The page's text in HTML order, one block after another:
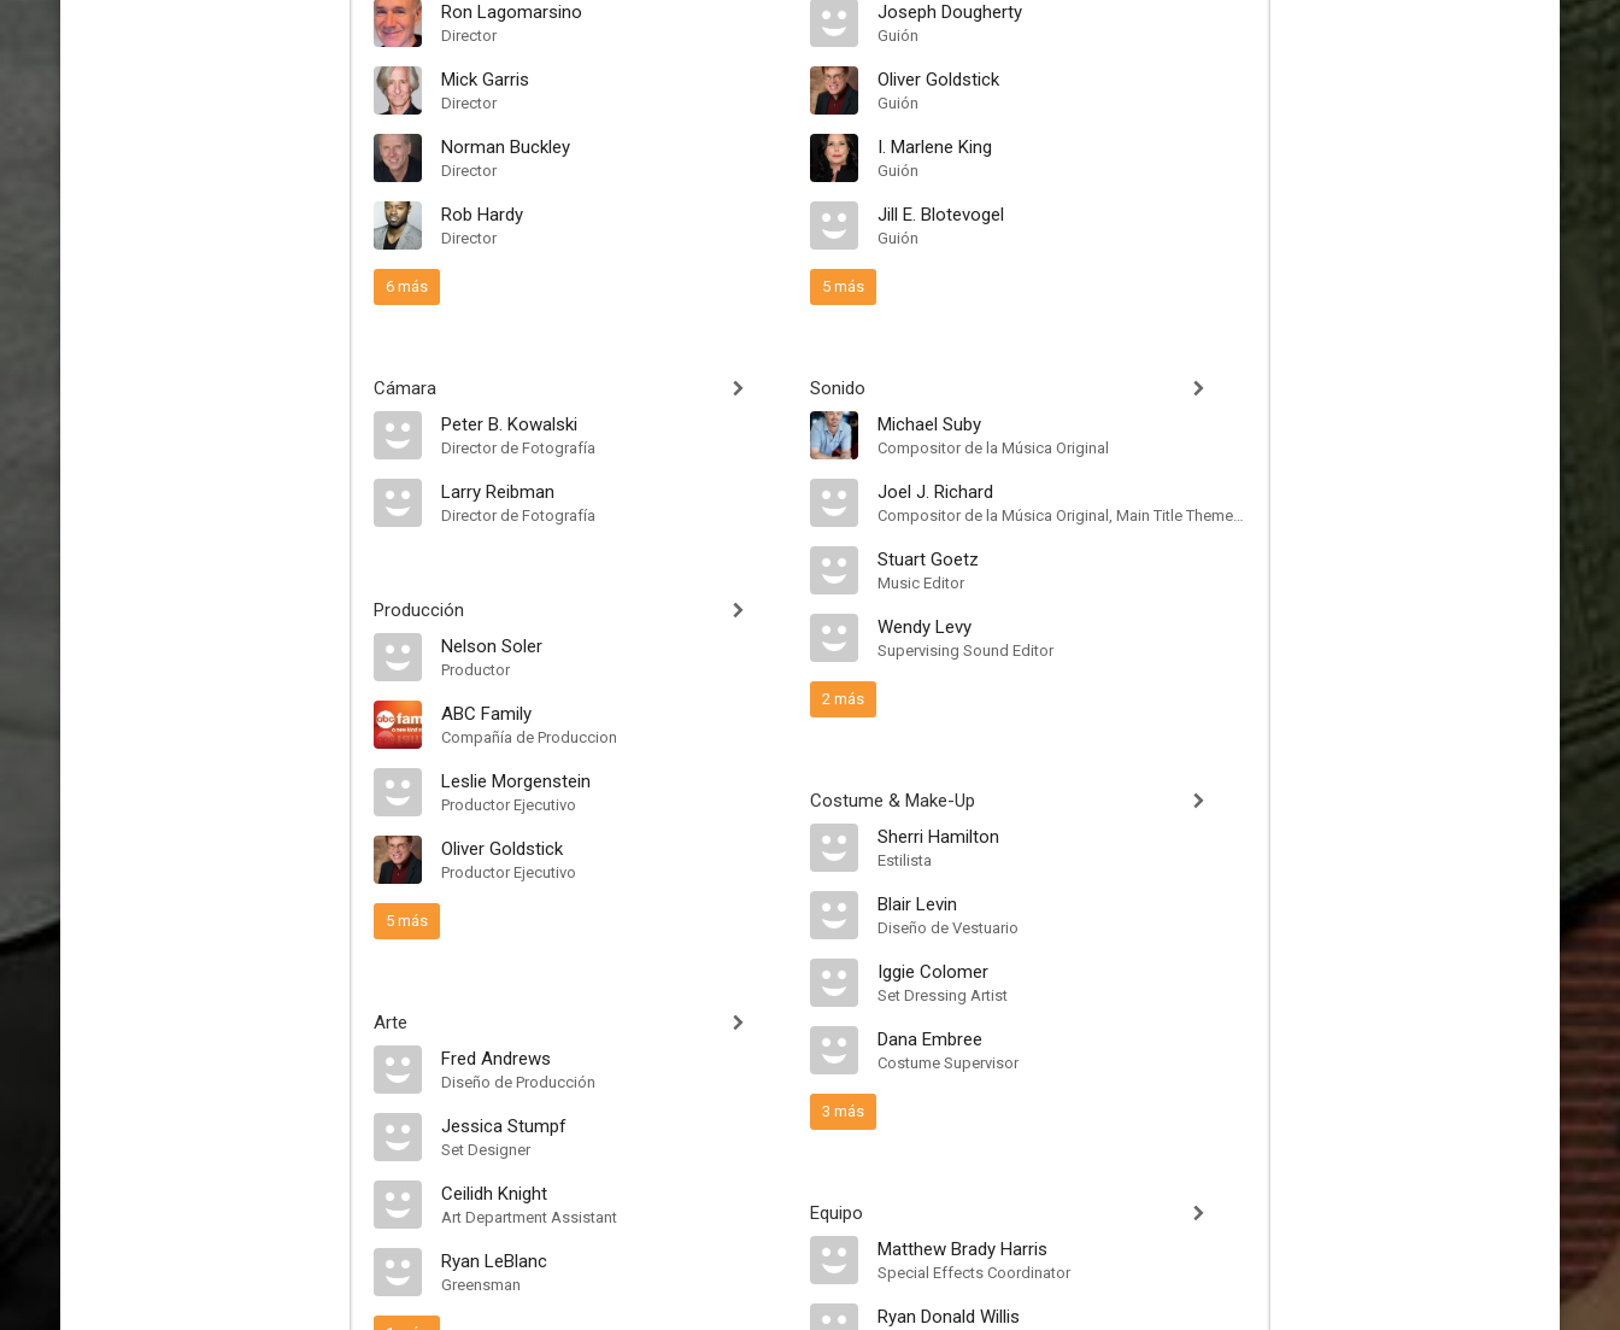
Ron Lagomarsino
Director
Mick Garris
Director
Norman Buckley
Director
Rob Hardy
Director
6 más
Cámara
Peter B. Kowalski
Director de Fotografía
Larry Reibman
Director de Fotografía
Producción
Nelson Soler
Productor
ABC Family
Compañía de Produccion
Leslie Morgenstein
Productor Ejecutivo
Oliver Goldstick
Productor Ejecutivo
5 más
Arte
Fred Andrews
Diseño de Producción
Jessica Stumpf
Set Designer
Ceilidh Knight
Art Department Assistant
Ryan LeBlanc
Greensman
Joseph Dougherty
Guión
Oliver Goldstick
Guión
I. Marlene King
Guión
Jill E. Blotevogel
Guión
5 más
Sonido
Michael Suby
Compositor de la Música Original
Joel J. Richard
Compositor de la Música Original, Main Title Theme Composer
Stuart Goetz
Music Editor
Wendy Levy
Supervising Sound Editor
2 más
Costume & Make-Up
Sherri Hamilton
Estilista
Blair Levin
Diseño de Vestuario
Iggie Colomer
Set Dressing Artist
Dana Embree
Costume Supervisor
3 más
Equipo
Matthew Brady Harris
Special Effects Coordinator
Ryan Donald Willis